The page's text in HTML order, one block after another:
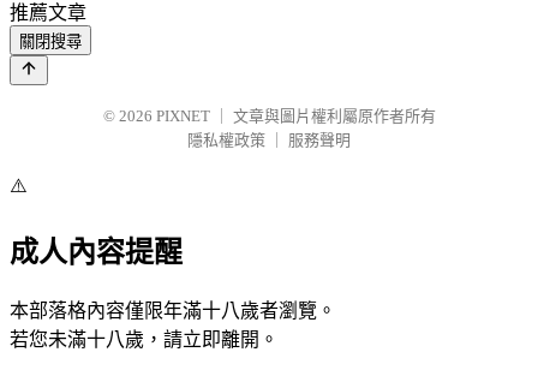
推薦文章
關閉搜尋
© 2026 PIXNET
文章與圖片權利屬原作者所有
隱私權政策
服務聲明
⚠️
成人內容提醒
本部落格內容僅限年滿十八歲者瀏覽。
若您未滿十八歲，請立即離開。